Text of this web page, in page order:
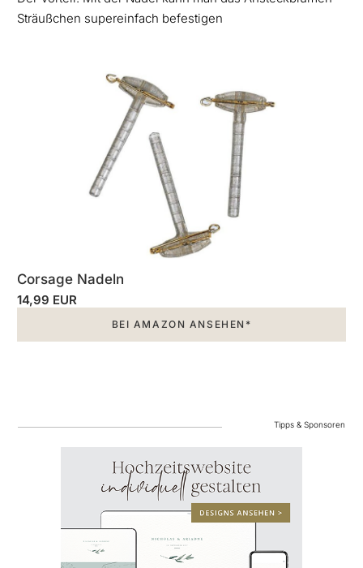
Sträußchen supereinfach befestigen
Corsage Nadeln
14,99 EUR
BEI AMAZON ANSEHEN*
Tipps & Sponsoren